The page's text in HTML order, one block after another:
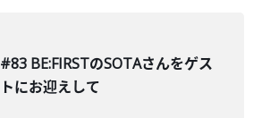
#83 BE:FIRSTのSOTAさんをゲス
トにお迎えして